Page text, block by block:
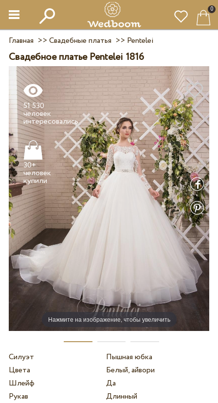
0
Главная >> Свадебные платья >> Pentelei
Свадебное платье Pentelei 1816
Нажмите на изображение, чтобы увеличить
51 530
человек
интересовались
30+
человек
Силуэт
Пышная юбка
Цвета
Белый, айвори
Шлейф
Да
Рукав
Длинный